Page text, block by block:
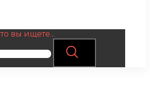
вы ищете...